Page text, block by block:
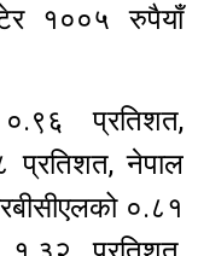
१००५ रुपैयाँ
प्रतिशत,
नेपाल
०.८१